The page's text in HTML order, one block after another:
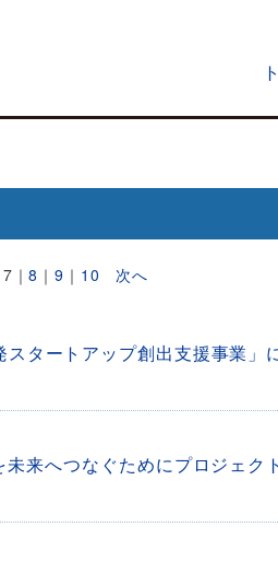
7 ｜8 ｜9 ｜ 10 次へ
タートアップ創出支援事業」
来へつなぐためにプロジェク